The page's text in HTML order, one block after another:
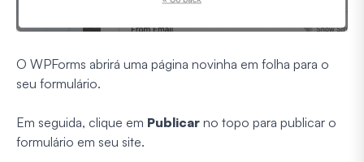
O WPForms abrirá uma página novinha em folha para o
seu formulário.
Em seguida, clique em Publicar no topo para publicar o
formulário em seu site.